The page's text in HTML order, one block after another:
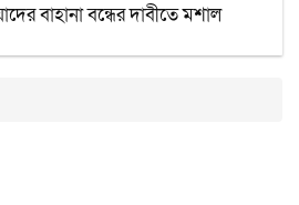
বাহানা বন্ধের দাবীতে মশাল